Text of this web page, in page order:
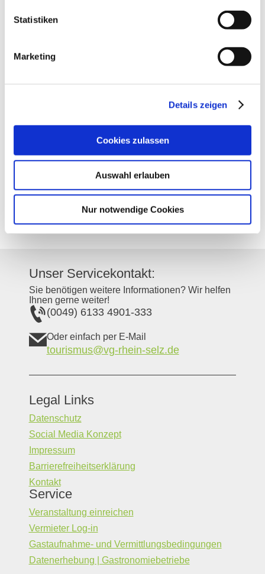
Statistiken
Marketing
Details zeigen
Cookies zulassen
Auswahl erlauben
Nur notwendige Cookies
Weingut Neef-Emmich
Weingut Neef-Emmich
Alzeyer Straße 15
Bermersheim
Tel:(0049) 6244 905254
E-Mail:info@neef-emmich.de
https://neef-emmich.de/
Unser Servicekontakt:
Sie benötigen weitere Informationen? Wir helfen
Ihnen gerne weiter!
(0049) 6133 4901-333
Oder einfach per E-Mail
tourismus@vg-rhein-selz.de
Legal Links
Datenschutz
Social Media Konzept
Impressum
Barrierefreiheitserklärung
Kontakt
Service
Veranstaltung einreichen
Vermieter Log-in
Gastaufnahme- und Vermittlungsbedingungen
Datenerhebung | Gastronomiebetriebe